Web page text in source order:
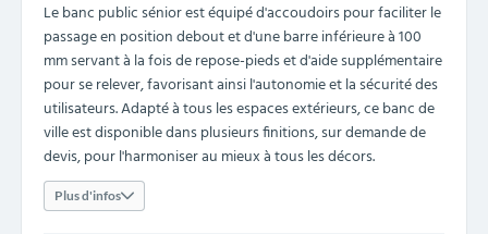
Le banc public sénior est équipé d'accoudoirs pour faciliter le
passage en position debout et d'une barre inférieure à 100
mm servant à la fois de repose-pieds et d'aide supplémentaire
pour se relever, favorisant ainsi l'autonomie et la sécurité des
utilisateurs. Adapté à tous les espaces extérieurs, ce banc de
ville est disponible dans plusieurs finitions, sur demande de
devis, pour l'harmoniser au mieux à tous les décors.
Plus d'infos